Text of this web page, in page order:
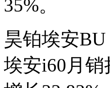
35%。
昊铂埃安
埃安i60月销